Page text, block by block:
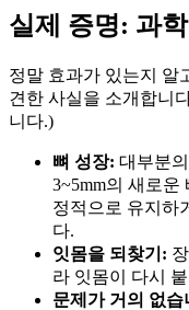
실제 증명: 과
정말 효과가 있는지 알
견한 사실을 소개합니
니다.)
뼈 성장: 대부분
3~5mm의 새로운
정적으로 유지하
다.
잇몸을 되찾기:
라 잇몸이 다시
문제가 거의 없습